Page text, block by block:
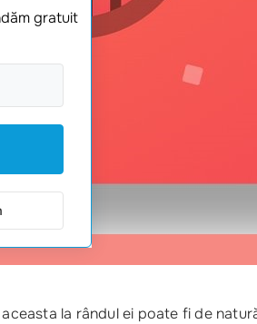
la rândul ei poate fi de
gratuit